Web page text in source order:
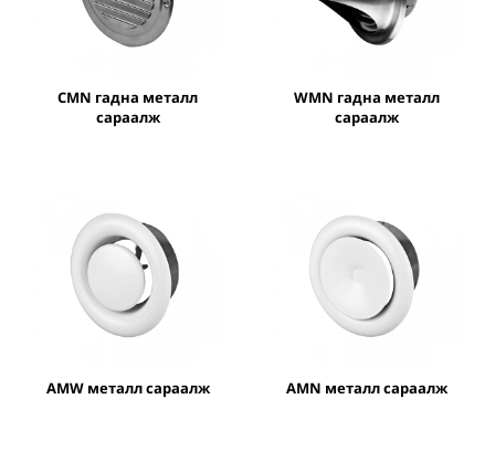
CMN гадна металл
сараалж
WMN гадна металл
сараалж
AMW металл сараалж AMN металл сараалж